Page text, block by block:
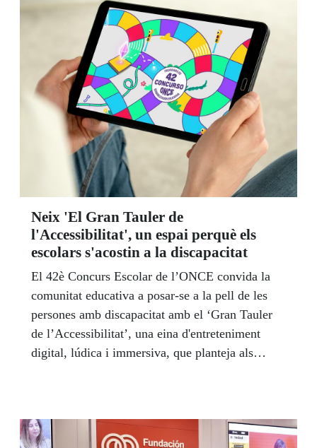
Neix 'El Gran Tauler de
l'Accessibilitat', un espai perquè els
escolars s'acostin a la discapacitat
El 42è Concurs Escolar de l’ONCE convida la
comunitat educativa a posar-se a la pell de les
persones amb discapacitat amb el ‘Gran Tauler
de l’Accessibilitat’, una eina d'entreteniment
digital, lúdica i immersiva, que planteja als